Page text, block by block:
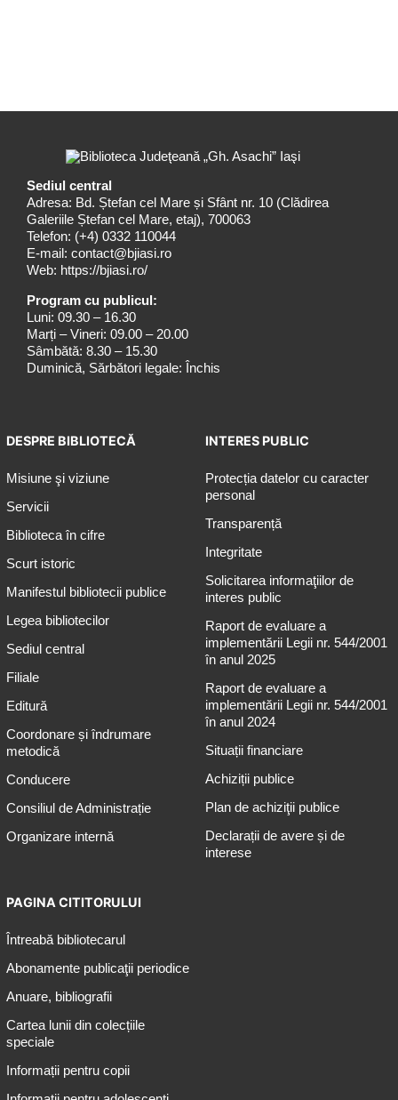
Sediul central
Adresa: Bd. Ștefan cel Mare și Sfânt nr. 10 (Clădirea
Galeriile Ștefan cel Mare, etaj), 700063
Telefon: (+4) 0332 110044
E-mail: contact@bjiasi.ro
Web: https://bjiasi.ro/
Program cu publicul:
Luni: 09.30 – 16.30
Marți – Vineri: 09.00 – 20.00
Sâmbătă: 8.30 – 15.30
Duminică, Sărbători legale: Închis
DESPRE BIBLIOTECĂ
Misiune şi viziune
Servicii
Biblioteca în cifre
Scurt istoric
Manifestul bibliotecii publice
Legea bibliotecilor
Sediul central
Filiale
Editură
Coordonare și îndrumare
metodică
Conducere
Consiliul de Administrație
Organizare internă
INTERES PUBLIC
Protecția datelor cu caracter
personal
Transparență
Integritate
Solicitarea informaţiilor de
interes public
Raport de evaluare a
implementării Legii nr. 544/2001
în anul 2025
Raport de evaluare a
implementării Legii nr. 544/2001
în anul 2024
Situații financiare
Achiziții publice
Plan de achiziţii publice
Declarații de avere și de
interese
PAGINA CITITORULUI
Întreabă bibliotecarul
Abonamente publicaţii periodice
Anuare, bibliografii
Cartea lunii din colecțiile
speciale
Informații pentru copii